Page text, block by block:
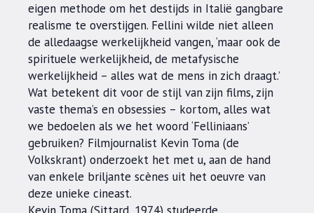
eigen methode om het destijds in Italië gangbare
realisme te overstijgen. Fellini wilde niet alleen
de alledaagse werkelijkheid vangen, ‘maar ook de
spirituele werkelijkheid, de metafysische
werkelijkheid – alles wat de mens in zich draagt.’
Wat betekent dit voor de stijl van zijn films, zijn
vaste thema’s en obsessies – kortom, alles wat
we bedoelen als we het woord ‘Felliniaans’
gebruiken? Filmjournalist Kevin Toma (de
Volkskrant) onderzoekt het met u, aan de hand
van enkele briljante scènes uit het oeuvre van
deze unieke cineast.